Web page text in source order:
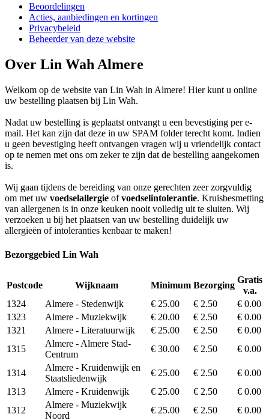
Beoordelingen
Acties, aanbiedingen en kortingen
Privacybeleid
Beheerder van deze website
Over Lin Wah Almere
Welkom op de website van Lin Wah in Almere! Hier kunt u online
uw bestelling plaatsen bij Lin Wah.
Nadat uw bestelling is geplaatst ontvangt u een bevestiging per e-
mail. Het kan zijn dat deze in uw SPAM folder terecht komt. Indien
u geen bevestiging heeft ontvangen vragen wij u vriendelijk contact
op te nemen met ons om zeker te zijn dat de bestelling aangekomen
is.
Wij gaan tijdens de bereiding van onze gerechten zeer zorgvuldig
om met uw voedselallergie ofvoedselintolerantie. Kruisbesmetting
van allergenen is in onze keuken nooit volledig uit te sluiten. Wij
verzoeken u bij het plaatsen van uw bestelling duidelijk uw
allergieën of intoleranties kenbaar te maken!
Bezorggebied Lin Wah
Postcode Wijknaam Minimum Bezorging
Gratis
v.a.
1324
Almere - Stedenwijk € 25.00 € 2.50
€ 0.00
1323
Almere - Muziekwijk € 20.00 € 2.50
€ 0.00
1321
Almere - Literatuurwijk € 25.00 € 2.50
€ 0.00
1315
Almere - Almere Stad-
Centrum
€ 30.00 € 2.50 € 0.00
1314
Almere - Kruidenwijk en
Staatsliedenwijk
€ 25.00 € 2.50
€ 0.00
1313
Almere - Kruidenwijk € 25.00 € 2.50
€ 0.00
1312
Almere - Muziekwijk
Noord
€ 25.00 € 2.50 € 0.00